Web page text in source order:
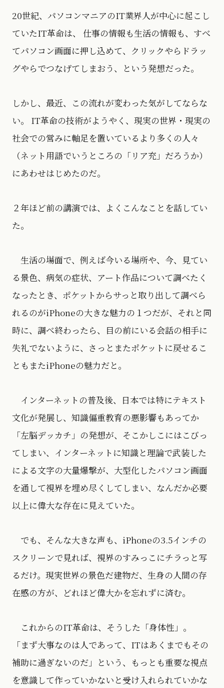
20世紀、パソコンマニアのIT業界人が中心に起こし
ていたIT革命は、 仕事の情報も生活の情報も、すべ
てパソコン画面に押し込めて、クリックやらドラッ
グやらでつなげてしまおう、という発想だった。
しかし、最近、この流れが変わった気がしてならな
い。 IT革命の技術がようやく、現実の世界・現実の
社会での営みに軸足を置いているより多くの人々
（ネット用語でいうところの「リア充」だろうか）
にあわせはじめたのだ。
２年ほど前の講演では、よくこんなことを話してい
た。
生活の場面で、例えば今いる場所や、今、見てい
る景色、病気の症状、アート作品について調べたく
なったとき、ポケットからサっと取り出して調べら
れるのがiPhoneの大きな魅力の１つだが、それと同
時に、調べ終わったら、目の前にいる会話の相手に
失礼でないように、さっとまたポケットに戻せるこ
ともまたiPhoneの魅力だと。
インターネットの普及後、日本では特にテキスト
文化が発展し、知識偏重教育の悪影響もあってか
「左脳デッカチ」の発想が、そこかしこにはこびっ
てしまい、インターネットに知識と理論で武装した
による文字の大量爆撃が、大型化したパソコン画面
を通して視界を埋め尽くしてしまい、なんだか必要
以上に偉大な存在に見えていた。
でも、そんな大きな声も、iPhoneの3.5インチの
スクリーンで見れば、視界のすみっこにチラっと写
るだけ。現実世界の景色だ建物だ、生身の人間の存
在感の方が、どれほど偉大かを忘れずに済む。
これからのIT革命は、そうした「身体性」。
「まず大事なのは人であって、ITはあくまでもその
補助に過ぎないのだ」という、もっとも重要な視点
を意識して作っていかないと受け入れられていかな